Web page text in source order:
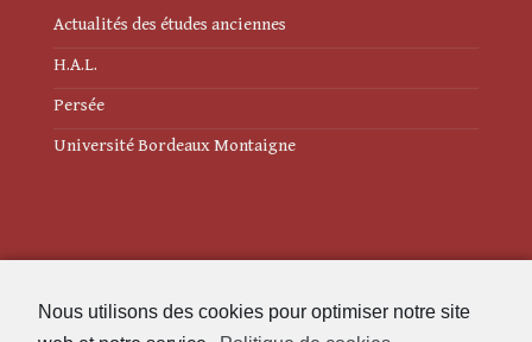
Nous utilisons des cookies pour optimiser notre site
Actualités des études anciennes
H.A.L.
Persée
Université Bordeaux Montaigne
Politique de cookies (UE)